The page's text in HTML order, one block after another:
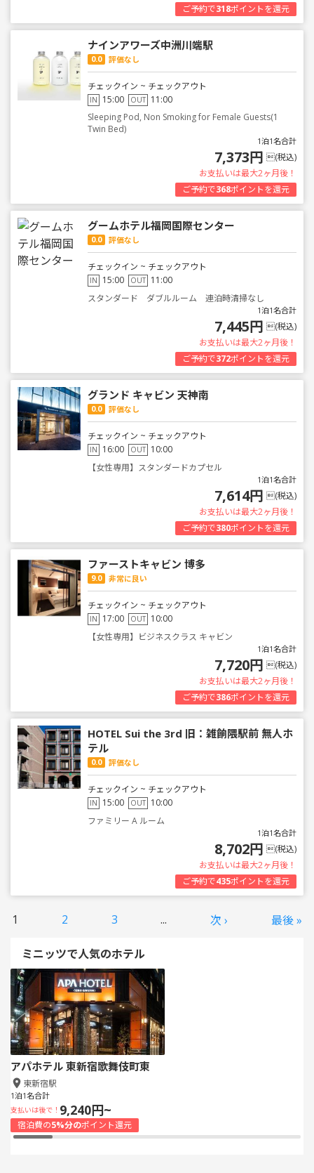
ご予約で318ポイントを還元
ナインアワーズ中洲川端駅
0.0 評価なし
チェックイン ~ チェックアウト
IN 15:00 OUT 11:00
Sleeping Pod, Non Smoking for Female Guests(1
Twin Bed)
1泊1名合計
7,373円 (税込)
お支払いは最大2ヶ月後！
ご予約で368ポイントを還元
グームホテル福岡国際センター
0.0 評価なし
チェックイン ~ チェックアウト
IN 15:00 OUT 11:00
スタンダード ダブルルーム 連泊時清掃なし
1泊1名合計
7,445円 (税込)
お支払いは最大2ヶ月後！
ご予約で372ポイントを還元
グランド キャビン 天神南
0.0 評価なし
チェックイン ~ チェックアウト
IN 16:00 OUT 10:00
【女性専用】スタンダードカプセル
1泊1名合計
7,614円 (税込)
お支払いは最大2ヶ月後！
ご予約で380ポイントを還元
ファーストキャビン 博多
9.0 非常に良い
チェックイン ~ チェックアウト
IN 17:00 OUT 10:00
【女性専用】ビジネスクラス キャビン
1泊1名合計
7,720円 (税込)
お支払いは最大2ヶ月後！
ご予約で386ポイントを還元
HOTEL Sui the 3rd 旧：雑餉隈駅前 無人ホ
テル
0.0 評価なし
チェックイン ~ チェックアウト
IN 15:00 OUT 10:00
ファミリー A ルーム
1泊1名合計
8,702円 (税込)
お支払いは最大2ヶ月後！
ご予約で435ポイントを還元
1 2 3 ... 次 › 最後 »
ミニッツで人気のホテル
アパホテル 東新宿歌舞伎町東
東新宿駅
1泊1名合計
支払いは後で！ 9,240円~
宿泊費の5%分のポイント還元